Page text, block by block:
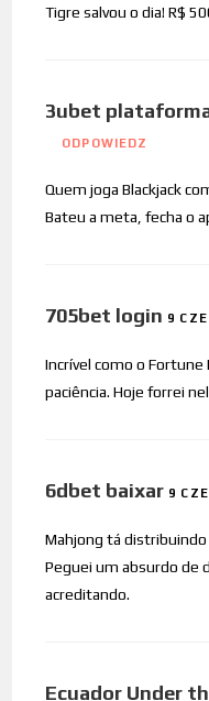
Tigre salvou o dia! R$
3ubet
ODPOWIEDZ
Quem joga Blackjack
Bateu a meta, fecha o
705bet login 9
Incrível como o
paciência. Hoje forrei
6dbet baixar 9
Mahjong tá
Peguei um absurdo de
acreditando.
Ecuador Under